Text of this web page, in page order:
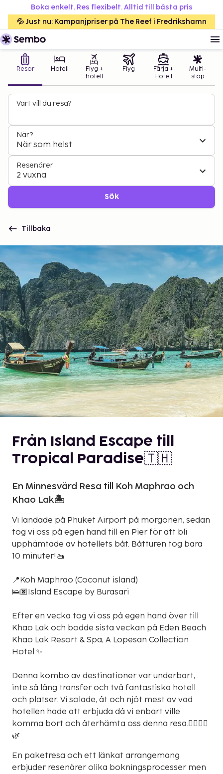
Boka enkelt. Res flexibelt. Alltid till bästa pris
💦 Just nu: Kampanjpriser på The Reef i Fredrikshamn
Resor Hotell
Flyg +
hotell
Flyg
Färja +
Hotell
Multi-
stop
Vart vill du resa?
När?
När som helst
Resenärer
2 vuxna
Sök
Tillbaka
Från Island Escape till
Tropical Paradise🇹🇭
En Minnesvärd Resa till Koh Maphrao och
Khao Lak🏝️
Vi landade på Phuket Airport på morgonen, sedan
tog vi oss på egen hand till en Pier för att bli
upphämtade av hotellets båt. Båtturen tog bara
10 minuter!🚤
📍Koh Maphrao (Coconut island)
🛌🏿Island Escape by Burasari
Efter en vecka tog vi oss på egen hand över till
Khao Lak och bodde sista veckan på Eden Beach
Khao Lak Resort & Spa, A Lopesan Collection
Hotel.✨
Denna kombo av destinationer var underbart,
inte så lång transfer och två fantastiska hotell
och platser. Vi solade, åt och njöt mest av vad
hotellen hade att erbjuda då vi enbart ville
komma bort och återhämta oss denna resa.🧖🏻‍♀️✨
🌿
En paketresa och ett länkat arrangemang
erbjuder resenärer olika bokningsprocesser men